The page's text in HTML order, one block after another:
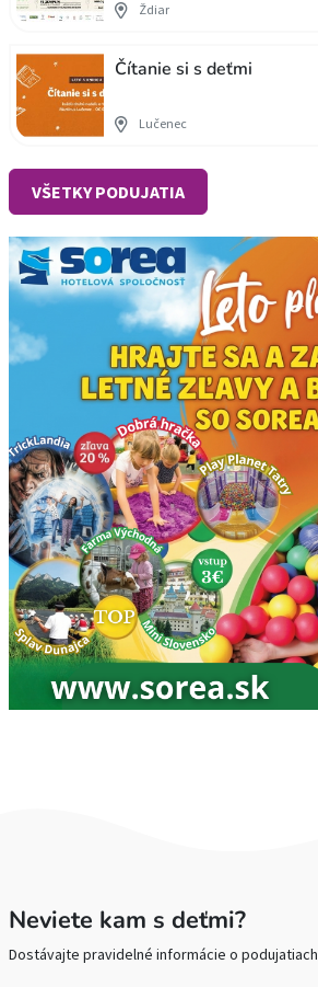
Ždiar
Čítanie si s deťmi
Lučenec
VŠETKY PODUJATIA
Neviete kam s deťmi?
Dostávajte pravidelné informácie o podujatiach